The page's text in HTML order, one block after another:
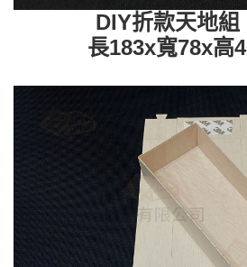
DIY折款天地
長183x寬78x高